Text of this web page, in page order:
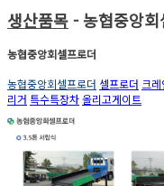
생산품목- 농협중앙회
농협중앙회셀프로더
농협중앙회셀프로더 셀프로더 크
리거 특수특장차올리고게이트